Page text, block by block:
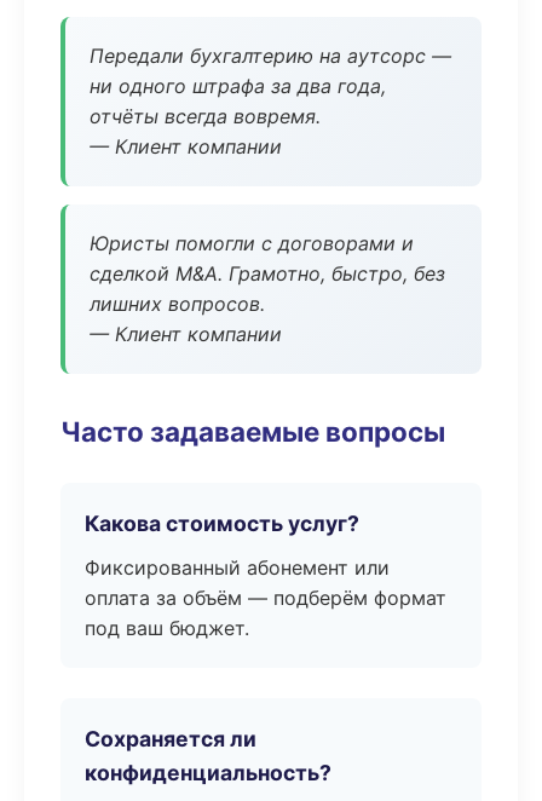
Передали бухгалтерию на аутсорс —
ни одного штрафа за два года,
отчёты всегда вовремя.
— Клиент компании
Юристы помогли с договорами и
сделкой M&A. Грамотно, быстро, без
лишних вопросов.
— Клиент компании
Часто задаваемые вопросы
Какова стоимость услуг?
Фиксированный абонемент или
оплата за объём — подберём формат
под ваш бюджет.
Сохраняется ли
конфиденциальность?